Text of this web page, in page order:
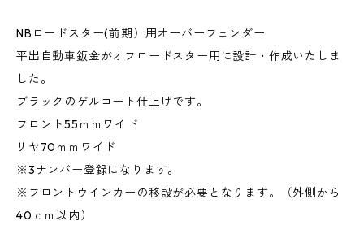
NBロードスター(前期）用オーバーフェンダー
平出自動車鈑金がオフロードスター用に設計・作成いたしま
した。
ブラックのゲルコート仕上げです。
フロント55ｍｍワイド
リヤ70ｍｍワイド
※3ナンバー登録になります。
※フロントウインカーの移設が必要となります。（外側から
40ｃｍ以内）